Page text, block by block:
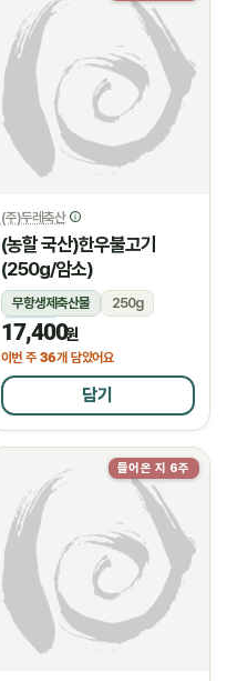
(주)두레축산
(농할 국산)한우불고기
(250g/암소)
무항생제축산물
250g
냉장
17,400원
이번 주 36개 담았어요
담기
들어온 지 6주